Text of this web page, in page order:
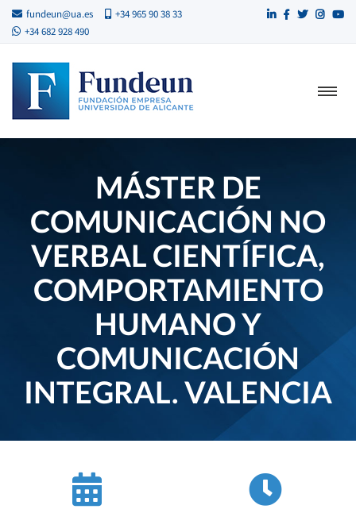
fundeun@ua.es
+34 965 90 38 33
+34 682 928 490
MÁSTER DE
COMUNICACIÓN NO
VERBAL CIENTÍFICA,
COMPORTAMIENTO
HUMANO Y
COMUNICACIÓN
INTEGRAL. VALENCIA